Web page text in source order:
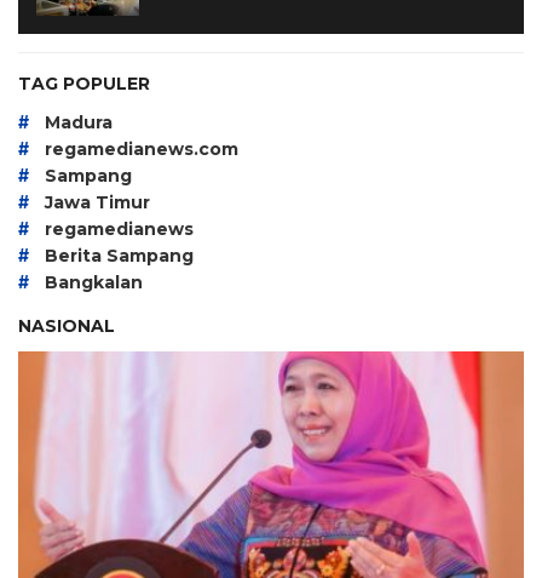
TAG POPULER
# Madura
# regamedianews.com
# Sampang
# Jawa Timur
# regamedianews
# Berita Sampang
#
Bangkalan
NASIONAL